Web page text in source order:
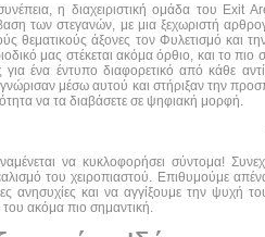
η διαχειριστική ομάδα του Exit
των στεγανών, με μια ξεχωριστή
θεματικούς άξονες τον Φυλετισμό και
μας στέκεται ακόμα όρθιο, και το
ένα έντυπο διαφορετικό από κάθε
μέσω αυτού και στήριξαν την
να τα διαβάσετε σε ψηφιακή μορφή.
να κυκλοφορήσει σύντομα!
του χειροπιαστού. Επιθυμούμε
ανησυχίες και να αγγίξουμε την ψυχή
ακόμα πιο σημαντική.